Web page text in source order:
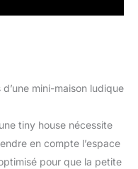
mini-maison ludique
tiny house nécessite
en compte l’espace
pour que la petite